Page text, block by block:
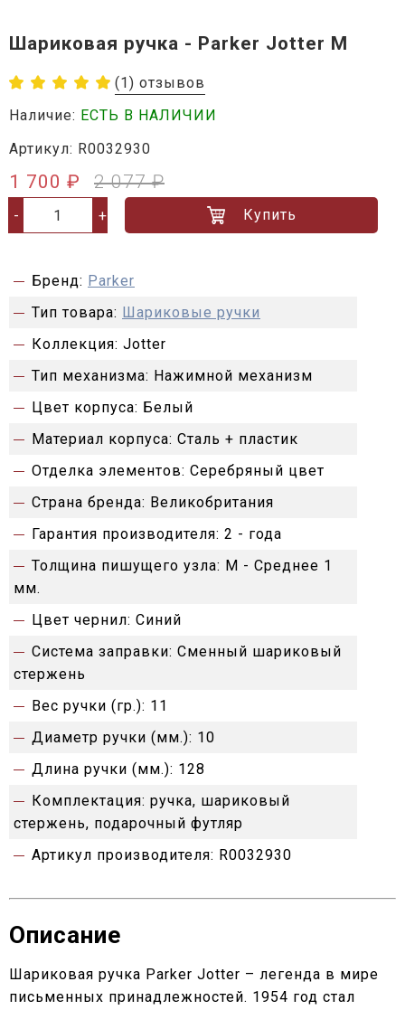
Шариковая ручка - Parker Jotter M
(1) отзывов
Наличие: ЕСТЬ В НАЛИЧИИ
Артикул: R0032930
1 700 ₽ 2 077 ₽
- + Купить
Бренд: Parker
Тип товара: Шариковые ручки
Коллекция: Jotter
Тип механизма: Нажимной механизм
Цвет корпуса: Белый
Материал корпуса: Сталь + пластик
Отделка элементов: Серебряный цвет
Страна бренда: Великобритания
Гарантия производителя: 2 - года
Толщина пишущего узла: M - Среднее 1
мм.
Цвет чернил: Синий
Система заправки: Сменный шариковый
стержень
Вес ручки (гр.): 11
Диаметр ручки (мм.): 10
Длина ручки (мм.): 128
Комплектация: ручка, шариковый
стержень, подарочный футляр
Артикул производителя: R0032930
Описание
Шариковая ручка Parker Jotter – легенда в мире
письменных принадлежностей. 1954 год стал